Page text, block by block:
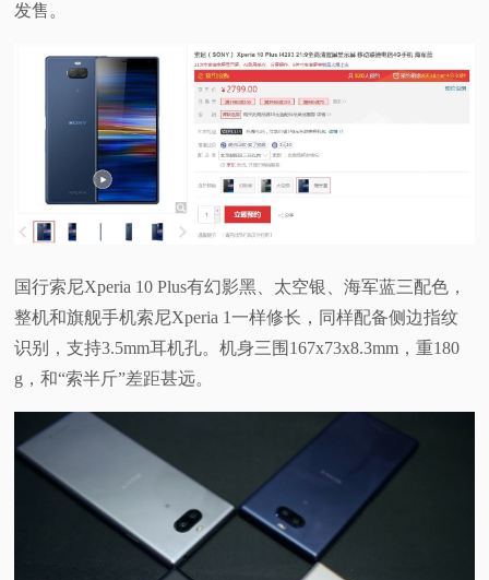
普
体
验
发售。
国行索尼Xperia 10 Plus有幻影黑、太空银、海军蓝三配色，
整机和旗舰手机索尼Xperia 1一样修长，同样配备侧边指纹
识别，支持3.5mm耳机孔。机身三围167x73x8.3mm，重180
g，和“索半斤”差距甚远。